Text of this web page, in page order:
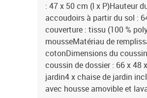
: 47 x 50 cm (l x P)Hauteur
accoudoirs à partir du sol :
couverture : tissu (100 %
mousseMatériau de
cotonDimensions du
coussin de dossier : 66 x 48
jardin4 x chaise de jardin
avec housse amovible et